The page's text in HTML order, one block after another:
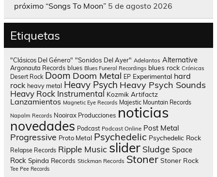
próximo “Songs To Moon” 5 de agosto 2026
Etiquetas
"Clásicos Del Género" "Sonidos Del Ayer" Adelantos Alternative
Argonauta Records blues Blues Funeral Recordings blues rock Crónicas
Desert Rock Doom Doom Metal EP Experimental hard
rock heavy metal Heavy Psych Heavy Psych Sounds
Heavy Rock Instrumental Kozmik Artifactz
Lanzamientos Magnetic Eye Records Majestic Mountain Records
Napalm Records Nooirax Producciones noticias
novedades Podcast Podcast Online Post Metal
Progressive Proto Metal Psychedelic Psychedelic Rock
Relapse Records Ripple Music slider Sludge Space
Rock Spinda Records Stickman Records Stoner Stoner Rock
Tee Pee Records